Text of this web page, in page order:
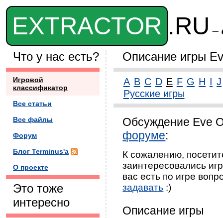
EXTRACTOR .RU –
Что у нас есть?
Игровой
классификатор
Все статьи
Все файлы
Форум
Блог Terminus'а
О проекте
Это тоже
интересно
Описание игры
A B C D E F G H I J
Русские игры
Обсуждение Eve
форуме:
К сожалению,
заинтересовались
вас есть по игре
задавать :)
Описание игры